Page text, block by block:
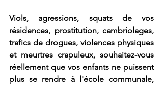
Viols, agressions, squats de vos
résidences, prostitution, cambriolages,
trafics de drogues, violences physiques
et meurtres crapuleux, souhaitez-vous
réellement que vos enfants ne puissent
plus se rendre à l'école communale,